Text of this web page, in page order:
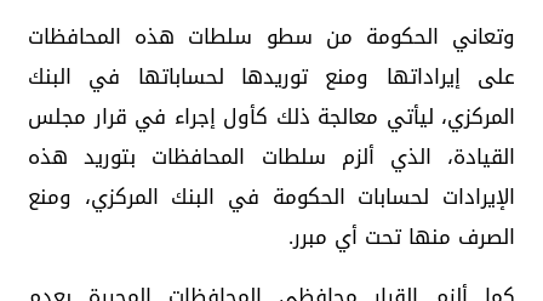
وتعاني الحكومة من سطو سلطات هذه المحافظات
على إيراداتها ومنع توريدها لحساباتها في البنك
المركزي، ليأتي معالجة ذلك كأول إجراء في قرار مجلس
القيادة، الذي ألزم سلطات المحافظات بتوريد هذه
الإيرادات لحسابات الحكومة في البنك المركزي، ومنع
الصرف منها تحت أي مبرر.